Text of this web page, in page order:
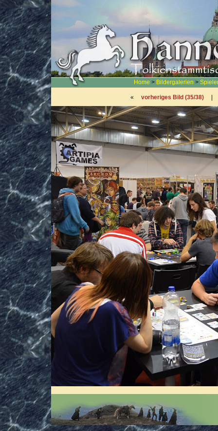
Home > Bildergalerien >
« vorheriges Bild (35/38)